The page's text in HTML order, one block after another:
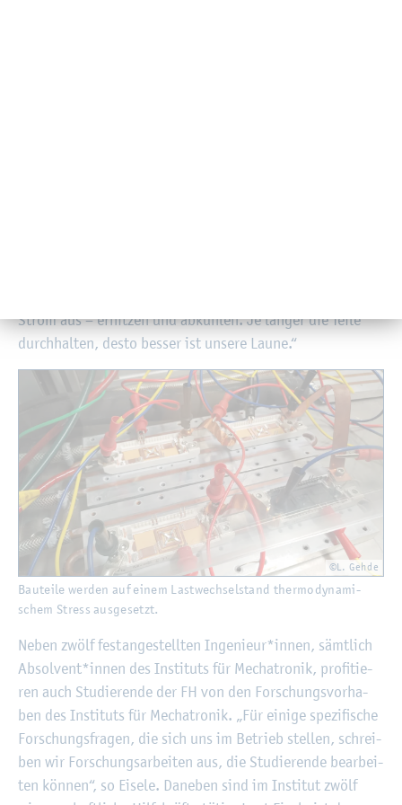
Strom aus – er­hit­zen und ab­küh­len. Je län­ger die Teile
durch­hal­ten, desto bes­ser ist un­se­re Laune.“
©L. Gehde
Bau­tei­le wer­den auf einem Last­wech­sel­stand ther­mo­dy­na­mi­
schem Stress aus­ge­setzt.
Neben zwölf fest­an­ge­stell­ten In­ge­nieur*innen, sämt­lich
Ab­sol­vent*innen des In­sti­tuts für Me­cha­tro­nik, pro­fi­tie­
ren auch Stu­die­ren­de der FH von den For­schungs­vor­ha­
ben des In­sti­tuts für Me­cha­tro­nik. „Für ei­ni­ge spe­zi­fi­sche
For­schungs­fra­gen, die sich uns im Be­trieb stel­len, schrei­
ben wir For­schungs­ar­bei­ten aus, die Stu­die­ren­de be­ar­bei­
ten kön­nen“, so Ei­se­le. Da­ne­ben sind im In­sti­tut zwölf